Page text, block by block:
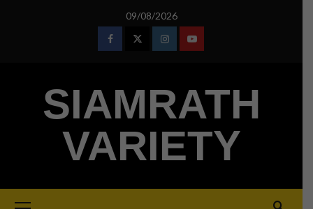
09/08/2026
FacebookTwitterInstagramYoutube
SIAMRATH
VARIETY